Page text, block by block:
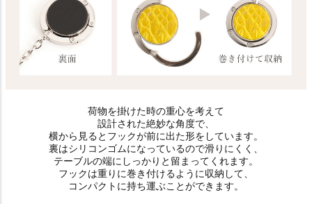
荷物を掛けた時の重心を考えて
設計された絶妙な角度で、
横から見るとフックが前に出た形をしています。
裏はシリコンゴムになっているので滑りにくく、
テーブルの端にしっかりと留まってくれます。
フックは重りに巻き付けるように収納して、
コンパクトに持ち運ぶことができます。